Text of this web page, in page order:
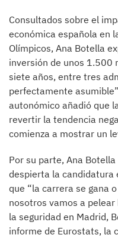
Consultados sobre el
económica española en
Olímpicos, Ana Botella
inversión de unos 1.500
siete años, entre tres
perfectamente
autonómico añadió que
revertir la tendencia
comienza a mostrar un
Por su parte, Ana
despierta la candidatura
que “la carrera se gana
nosotros vamos a
la seguridad en Madrid,
informe de Eurostats, la